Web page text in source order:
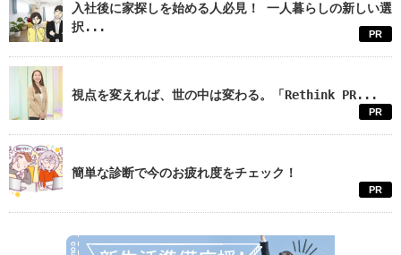
入社後に家探しを始める人必見！ 一人暮らしの新しい選
択...
PR
視点を変えれば、世の中は変わる。「Rethink PR...
PR
簡単な診断で今のお疲れ度をチェック！
PR